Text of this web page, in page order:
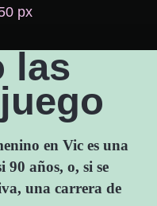
las
en Vic es una
años, o, si se
una carrera de